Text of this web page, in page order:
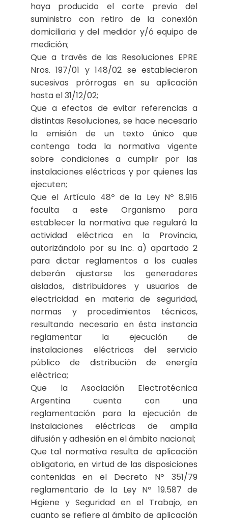
haya producido el corte previo del
suministro con retiro de la conexión
domiciliaria y del medidor y/ó equipo de
medición;
Que a través de las Resoluciones EPRE
Nros. 197/01 y 148/02 se establecieron
sucesivas prórrogas en su aplicación
hasta el 31/12/02;
Que a efectos de evitar referencias a
distintas Resoluciones, se hace necesario
la emisión de un texto único que
contenga toda la normativa vigente
sobre condiciones a cumplir por las
instalaciones eléctricas y por quienes las
ejecuten;
Que el Artículo 48º de la Ley Nº 8.916
faculta a este Organismo para
establecer la normativa que regulará la
actividad eléctrica en la Provincia,
autorizándolo por su inc. a) apartado 2
para dictar reglamentos a los cuales
deberán ajustarse los generadores
aislados, distribuidores y usuarios de
electricidad en materia de seguridad,
normas y procedimientos técnicos,
resultando necesario en ésta instancia
reglamentar la ejecución de
instalaciones eléctricas del servicio
público de distribución de energía
eléctrica;
Que la Asociación Electrotécnica
Argentina cuenta con una
reglamentación para la ejecución de
instalaciones eléctricas de amplia
difusión y adhesión en el ámbito nacional;
Que tal normativa resulta de aplicación
obligatoria, en virtud de las disposiciones
contenidas en el Decreto Nº 351/79
reglamentario de la Ley Nº 19.587 de
Higiene y Seguridad en el Trabajo, en
cuanto se refiere al ámbito de aplicación